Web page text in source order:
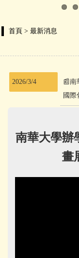
首頁 > 最新消息
2026/3/4
📰南
國際
南華大學
畫